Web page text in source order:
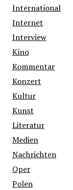
International
Internet
Interview
Kino
Kommentar
Konzert
Kultur
Kunst
Literatur
Medien
Nachrichten
Oper
Polen